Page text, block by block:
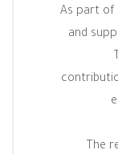
As part of
and
The